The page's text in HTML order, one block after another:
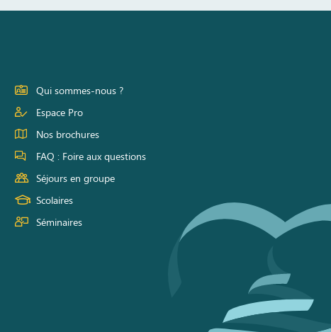
Qui sommes-nous ?
Espace Pro
Nos brochures
FAQ : Foire aux questions
Séjours en groupe
Scolaires
Séminaires